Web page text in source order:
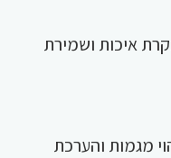
איכות ושמירת
מגמות והערכת